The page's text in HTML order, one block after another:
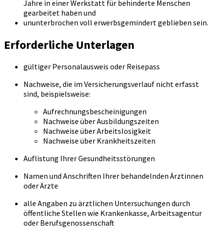
Jahre in einer Werkstatt für behinderte Menschen
gearbeitet haben und
ununterbrochen voll erwerbsgemindert geblieben sein.
Erforderliche Unterlagen
gültiger Personalausweis oder Reisepass
Nachweise, die im Versicherungsverlauf nicht erfasst
sind, beispielsweise:
Aufrechnungsbescheinigungen
Nachweise über Ausbildungszeiten
Nachweise über Arbeitslosigkeit
Nachweise über Krankheitszeiten
Auflistung Ihrer Gesundheitsstörungen
Namen und Anschriften Ihrer behandelnden Ärztinnen
oder Ärzte
alle Angaben zu ärztlichen Untersuchungen durch
öffentliche Stellen wie Krankenkasse, Arbeitsagentur
oder Berufsgenossenschaft